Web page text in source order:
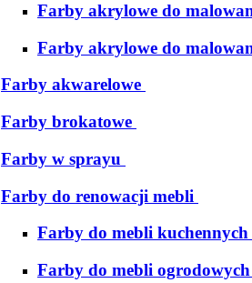
Farby akrylowe do
Farby akrylowe do
Farby akwarelowe
Farby brokatowe
Farby w sprayu
Farby do renowacji mebli
Farby do mebli kuchennych
Farby do mebli ogrodowych